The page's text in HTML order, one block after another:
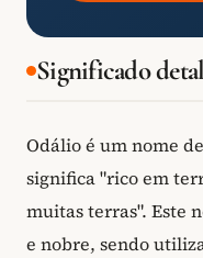
Significado
Odálio é um nome
significa "rico em
muitas terras". Este
e nobre, sendo